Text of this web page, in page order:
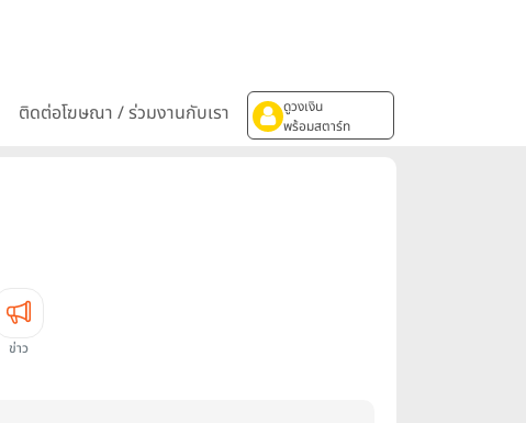
ติดต่อโฆษณา / ร่วมงานกับเรา
ดูวงเงิน
พร้อมสตาร์ท
ข่าว